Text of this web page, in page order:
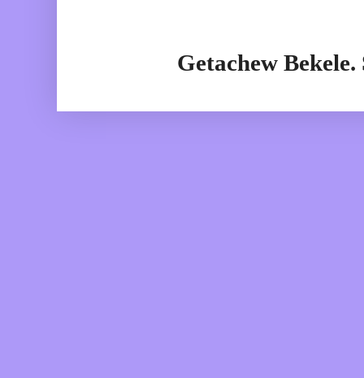
Getachew